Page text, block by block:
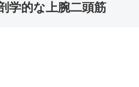
学的な上腕二頭筋